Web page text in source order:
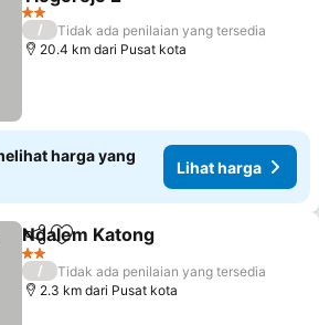
2 Bintang
/
Tidak ada penilaian yang tersedia
20.4 km dari Pusat kota
harga yang
Lihat harga
BagikanTambahkan ke favorit
Ndalem Katong
2 Bintang
/
Tidak ada penilaian yang tersedia
2.3 km dari Pusat kota